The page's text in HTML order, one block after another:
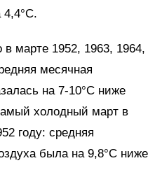
4,4°С.
марте 1952, 1963, 1964,
месячная
на 7-10°С ниже
холодный март в
году: средняя
была на 9,8°С ниже